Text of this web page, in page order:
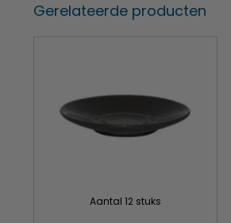
Gerelateerde producten
Aantal 12 stuks